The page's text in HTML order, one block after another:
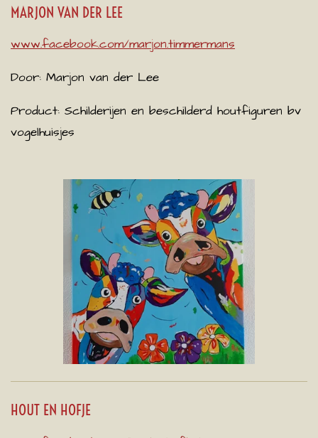
MARJON VAN DER LEE
www.facebook.com/marjon.timmermans
Door: Marjon van der Lee
Product: Schilderijen en beschilderd houtfiguren bv
vogelhuisjes
HOUT EN HOFJE